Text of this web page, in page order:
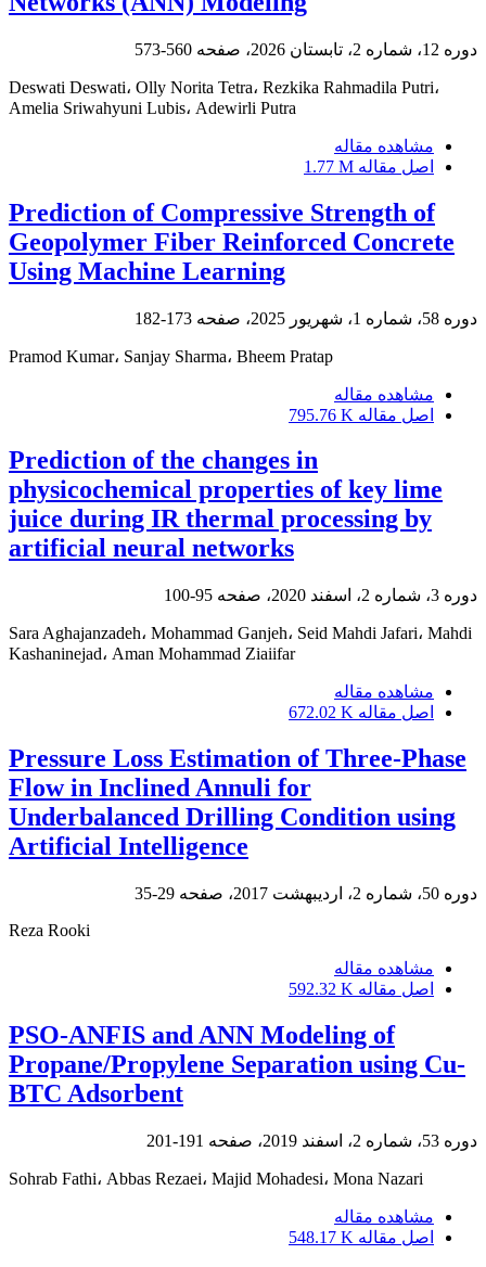
دوره 12، شماره 2، تابستان 2026، صفحه 560-573
Deswati Deswati، Olly Norita Tetra، Rezkika Rahmadila Putri،
Amelia Sriwahyuni Lubis، Adewirli Putra
مشاهده مقاله
اصل مقاله 1.77 M
Prediction of Compressive Strength of
Geopolymer Fiber Reinforced Concrete
Using Machine Learning
دوره 58، شماره 1، شهریور 2025، صفحه 173-182
Pramod Kumar، Sanjay Sharma، Bheem Pratap
مشاهده مقاله
اصل مقاله 795.76 K
Prediction of the changes in
physicochemical properties of key lime
juice during IR thermal processing by
artificial neural networks
دوره 3، شماره 2، اسفند 2020، صفحه 95-100
Sara Aghajanzadeh، Mohammad Ganjeh، Seid Mahdi Jafari، Mahdi
Kashaninejad، Aman Mohammad Ziaiifar
مشاهده مقاله
اصل مقاله 672.02 K
Pressure Loss Estimation of Three-Phase
Flow in Inclined Annuli for
Underbalanced Drilling Condition using
Artificial Intelligence
دوره 50، شماره 2، اردیبهشت 2017، صفحه
29-35
Reza Rooki
مشاهده مقاله
اصل مقاله 592.32 K
PSO-ANFIS and ANN Modeling of
Propane/Propylene Separation using Cu-
BTC Adsorbent
دوره 53، شماره 2، اسفند 2019، صفحه 191-201
Sohrab Fathi، Abbas Rezaei، Majid Mohadesi، Mona Nazari
مشاهده مقاله
اصل مقاله 548.17 K